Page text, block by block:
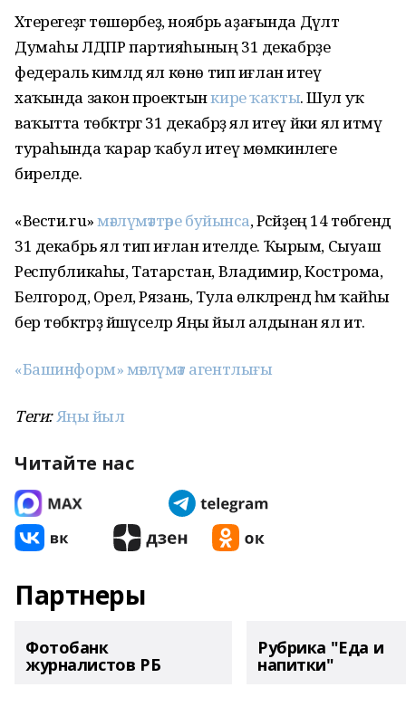
Хәтерегеҙгә төшөрәбеҙ, ноябрь аҙағында Дәүләт
Думаһы ЛДПР партияһының 31 декабрҙе
федераль кимәлдә ял көнө тип иғлан итеү
хаҡында закон проектынкире ҡаҡты. Шул уҡ
ваҡытта төбәктәргә 31 декабрҙә ял итеү йәки ял итмәү
тураһында ҡарар ҡабул итеү мөмкинлеге
бирелде.
«Вести.ru»мәғлүмәттәре буйынса, Рәсәйҙең 14 төбәгендә
31 декабрь ял тип иғлан ителде. Ҡырым, Сыуаш
Республикаһы, Татарстан, Владимир, Кострома,
Белгород, Орел, Рязань, Тула өлкәләрендә һәм ҡайһы
бер төбәктәрҙә йәшәүселәр Яңы йыл алдынан ял итә.
«Башинформ» мәғлүмәт агентлығы
Теги:Яңы йыл
Читайте нас
Партнеры
Фотобанк
журналистов РБ
Рубрика "Еда и
напитки"